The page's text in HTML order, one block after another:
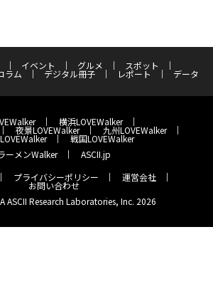
イベント グルメ スポット
ラム デジタル冊子 レポート データ
横浜LOVEWalker
夜景LOVEWalker 九州LOVEWalker
戦国LOVEWalker
ーメンWalker
ASCII.jp
プライバシーポリシー 運営会社
お問い合わせ
ASCII Research Laboratories, Inc. 2026